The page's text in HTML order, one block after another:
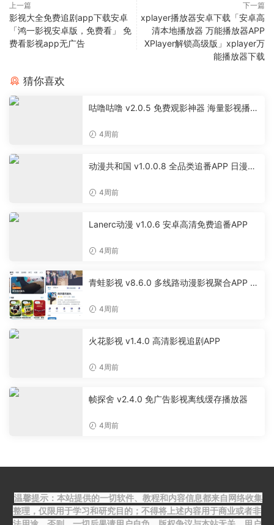
上一篇
影视大全免费追剧app下载安卓
「鸿一影视安卓版，免费看」 免
费看影视app无广告
下一篇
xplayer播放器安卓下载「安卓高
清本地播放器 万能播放器APP
XPlayer解锁高级版」xplayer万
能播放器下载
猜你喜欢
咕噜咕噜 v2.0.5 免费观影神器 海量影视播放
4周前
动漫共和国 v1.0.0.8 全品类追番APP 日漫国
4周前
Lanerc动漫 v1.0.6 安卓高清免费追番APP
4周前
青蛙影视 v8.6.0 多线路动漫影视聚合APP 免
4周前
火花影视 v1.4.0 高清影视追剧APP
4周前
帧探舍 v2.4.0 免广告影视离线缓存播放器
4周前
温馨提示：本站提供的一切软件、教程和内容信息都来自网络收集
整理，仅限用于学习和研究目的；不得将上述内容用于商业或者非